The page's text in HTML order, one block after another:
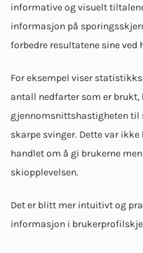
informative og visuelt
informasjon på
forbedre resultatene sine
For eksempel viser
antall nedfarter som er
gjennomsnittshastigheten til
skarpe svinger. Dette var
handlet om å gi brukerne
skiopplevelsen.
Det er blitt mer intuitivt og
informasjon i